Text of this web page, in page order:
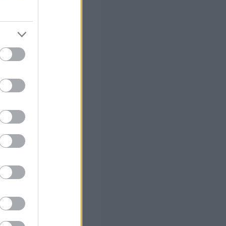
ανησυχίες.
την
στο